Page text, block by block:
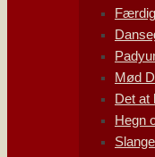
Mød
Det at
Hegn